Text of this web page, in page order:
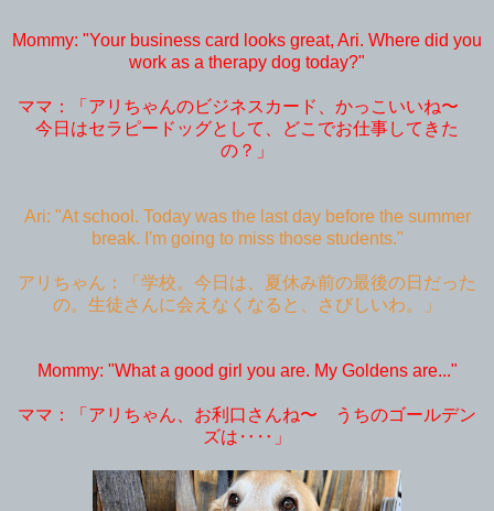
Mommy: "Your business card looks great, Ari. Where did you
work as a therapy dog today?"
ママ：「アリちゃんのビジネスカード、かっこいいね〜
今日はセラピードッグとして、どこでお仕事してきた
の？」
Ari: "At school. Today was the last day before the summer
break. I'm going to miss those students."
アリちゃん：「学校。今日は、夏休み前の最後の日だった
の。生徒さんに会えなくなると、さびしいわ。」
Mommy: "What a good girl you are. My Goldens are..."
ママ：「アリちゃん、お利口さんね〜 うちのゴールデン
ズは‥‥」